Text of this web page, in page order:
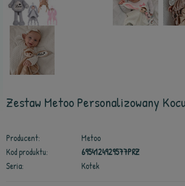
Zestaw Metoo Personalizowany
Producent:
Metoo
Kod produktu:
6954124929577PRZ
Seria:
Kotek